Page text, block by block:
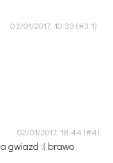
03/01/2017, 10:33
02/01/2017, 18:44
gwiazd :( brawo